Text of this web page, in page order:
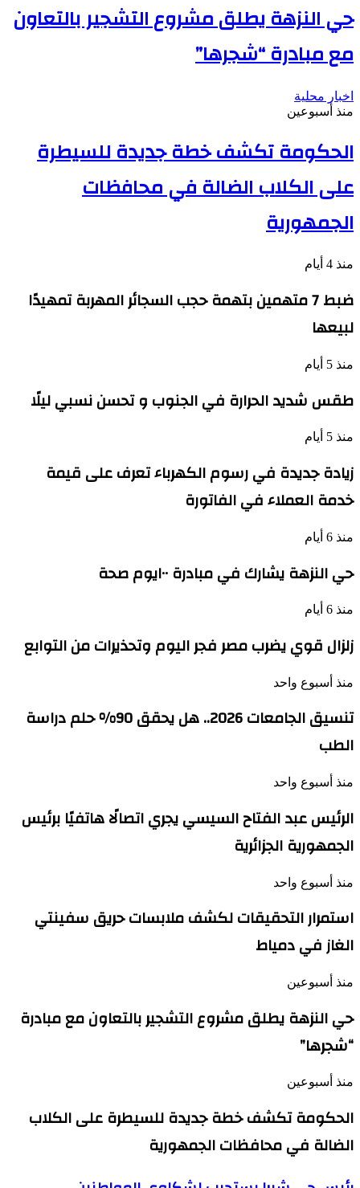
حي النزهة يطلق مشروع التشجير بالتعاون
مع مبادرة “شجرها”
اخبار محلية
منذ أسبوعين
الحكومة تكشف خطة جديدة للسيطرة
على الكلاب الضالة في محافظات
الجمهورية
منذ 4 أيام
ضبط 7 متهمين بتهمة حجب السجائر المهربة تمهيدًا
لبيعها
منذ 5 أيام
طقس شديد الحرارة في الجنوب و تحسن نسبي ليلًا
منذ 5 أيام
زيادة جديدة في رسوم الكهرباء تعرف على قيمة
خدمة العملاء في الفاتورة
منذ 6 أيام
حي النزهة يشارك في مبادرة ١٠٠يوم صحة
منذ 6 أيام
زلزال قوي يضرب مصر فجر اليوم وتحذيرات من التوابع
منذ أسبوع واحد
تنسيق الجامعات 2026.. هل يحقق 90% حلم دراسة
الطب
منذ أسبوع واحد
الرئيس عبد الفتاح السيسي يجري اتصالًا هاتفيًا برئيس
الجمهورية الجزائرية
منذ أسبوع واحد
استمرار التحقيقات لكشف ملابسات حريق سفينتي
الغاز في دمياط
منذ أسبوعين
حي النزهة يطلق مشروع التشجير بالتعاون مع مبادرة
“شجرها”
منذ أسبوعين
الحكومة تكشف خطة جديدة للسيطرة على الكلاب
الضالة في محافظات الجمهورية
رئيس